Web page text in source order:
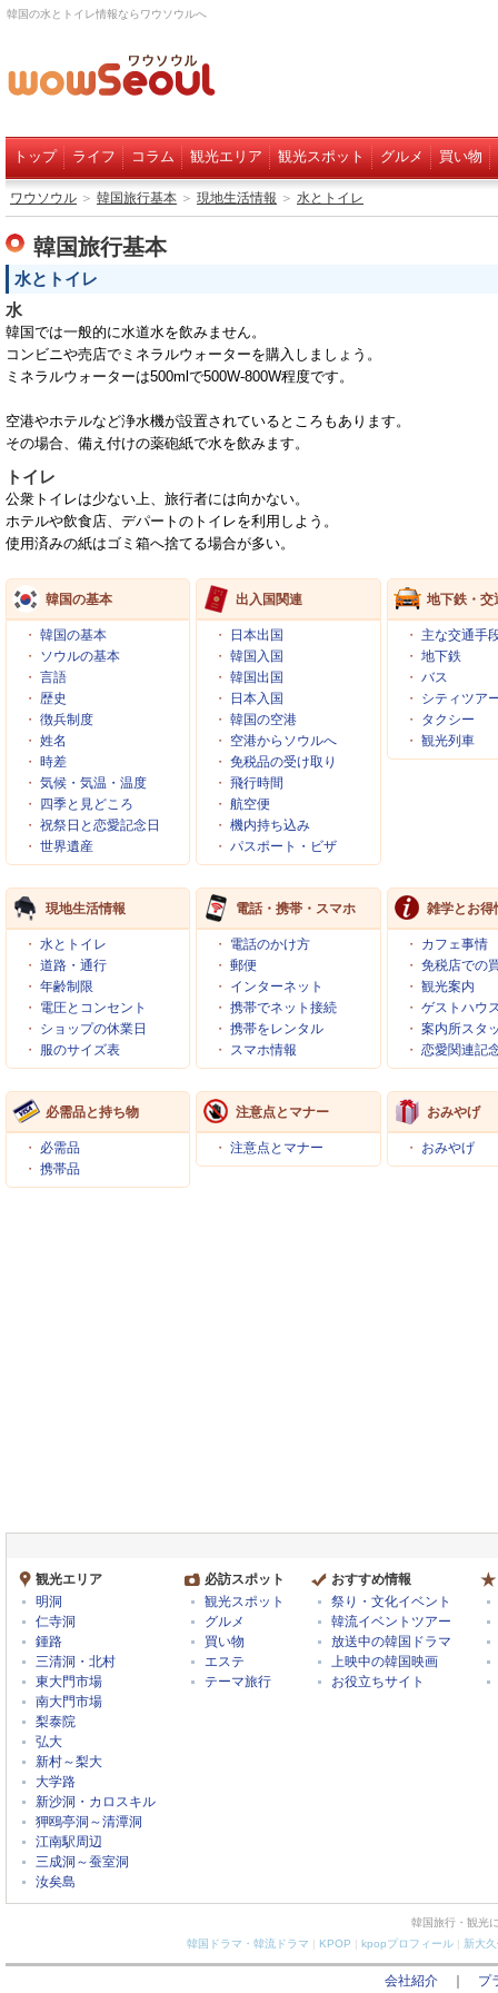
韓国の水とトイレ情報ならワウソウルへ
トップ ライフ コラム 観光エリア 観光スポット グルメ 買い物
ワウソウル ＞ 韓国旅行基本 ＞ 現地生活情報 ＞ 水とトイレ
韓国旅行基本
水とトイレ
水
韓国では一般的に水道水を飲みません。
コンビニや売店でミネラルウォーターを購入しましょう。
ミネラルウォーターは500mlで500W‐800W程度です。
空港やホテルなど浄水機が設置されているところもあります。
その場合、備え付けの薬砲紙で水を飲みます。
トイレ
公衆トイレは少ない上、旅行者には向かない。
ホテルや飲食店、デパートのトイレを利用しよう。
使用済みの紙はゴミ箱へ捨てる場合が多い。
韓国の基本
・ 韓国の基本
・ ソウルの基本
・ 言語
・ 歴史
・ 徴兵制度
・ 姓名
・ 時差
・ 気候・気温・温度
・
四季と見どころ
・ 祝祭日と恋愛記念日
・ 世界遺産
出入国関連
・
日本出国
・ 韓国入国
・ 韓国出国
・
日本入国
・ 韓国の空港
・ 空港からソウルへ
・ 免税品の受け取り
・ 飛行時間
・ 航空便
・ 機内持ち込み
・ パスポート・ビザ
地下鉄・交
・ 主な交通手
・ 地下鉄
・ バス
・ シティツア
・ タクシー
・ 観光列車
現地生活情報
・ 水とトイレ
・ 道路・通行
・ 年齢制限
・ 電圧とコンセント
・ ショップの休業日
・ 服のサイズ表
電話・携帯・スマホ
・ 電話のかけ方
・ 郵便
・ インターネット
・ 携帯でネット接続
・ 携帯をレンタル
・ スマホ情報
雑学とお得
・ カフェ事情
・ 免税店での
・ 観光案内
・ ゲストハウ
・ 案内所スタ
・ 恋愛関連記
必需品と持ち物
・ 必需品
・ 携帯品
注意点とマナー
・ 注意点とマナー
おみやげ
・ おみやげ
観光エリア
明洞
仁寺洞
鍾路
三清洞・北村
東大門市場
南大門市場
梨泰院
弘大
新村～梨大
大学路
新沙洞・カロスキル
狎鴎亭洞～清潭洞
江南駅周辺
三成洞～蚕室洞
汝矣島
必訪スポット
観光スポット
グルメ
買い物
エステ
テーマ旅行
おすすめ情報
祭り・文化イベント
韓流イベントツアー
放送中の韓国ドラマ
上映中の韓国映画
お役立ちサイト
韓国旅行・観光
韓国ドラマ・韓流ドラマ | KPOP | kpopプロフィール| 新大
会社紹介 プ